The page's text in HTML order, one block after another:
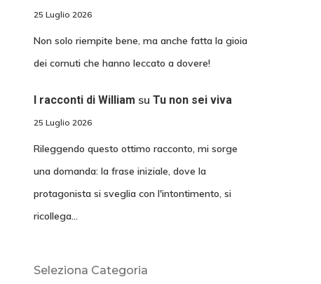
25 Luglio 2026
Non solo riempite bene, ma anche fatta la gioia
dei cornuti che hanno leccato a dovere!
I racconti di William su Tu non sei viva
25 Luglio 2026
Rileggendo questo ottimo racconto, mi sorge
una domanda: la frase iniziale, dove la
protagonista si sveglia con l'intontimento, si
ricollega…
Seleziona Categoria